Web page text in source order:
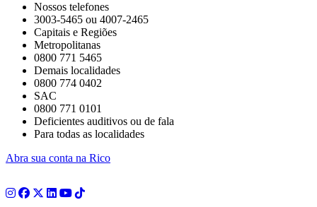
Nossos telefones
3003-5465 ou 4007-2465
Capitais e Regiões
Metropolitanas
0800 771 5465
Demais localidades
0800 774 0402
SAC
0800 771 0101
Deficientes auditivos ou de fala
Para todas as localidades
Abra sua conta na Rico